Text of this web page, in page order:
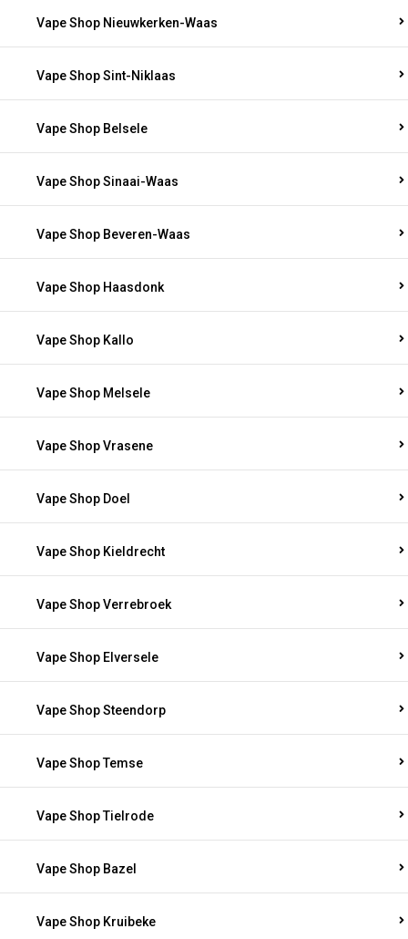
Vape Shop Nieuwkerken-Waas
Vape Shop Sint-Niklaas
Vape Shop Belsele
Vape Shop Sinaai-Waas
Vape Shop Beveren-Waas
Vape Shop Haasdonk
Vape Shop Kallo
Vape Shop Melsele
Vape Shop Vrasene
Vape Shop Doel
Vape Shop Kieldrecht
Vape Shop Verrebroek
Vape Shop Elversele
Vape Shop Steendorp
Vape Shop Temse
Vape Shop Tielrode
Vape Shop Bazel
Vape Shop Kruibeke